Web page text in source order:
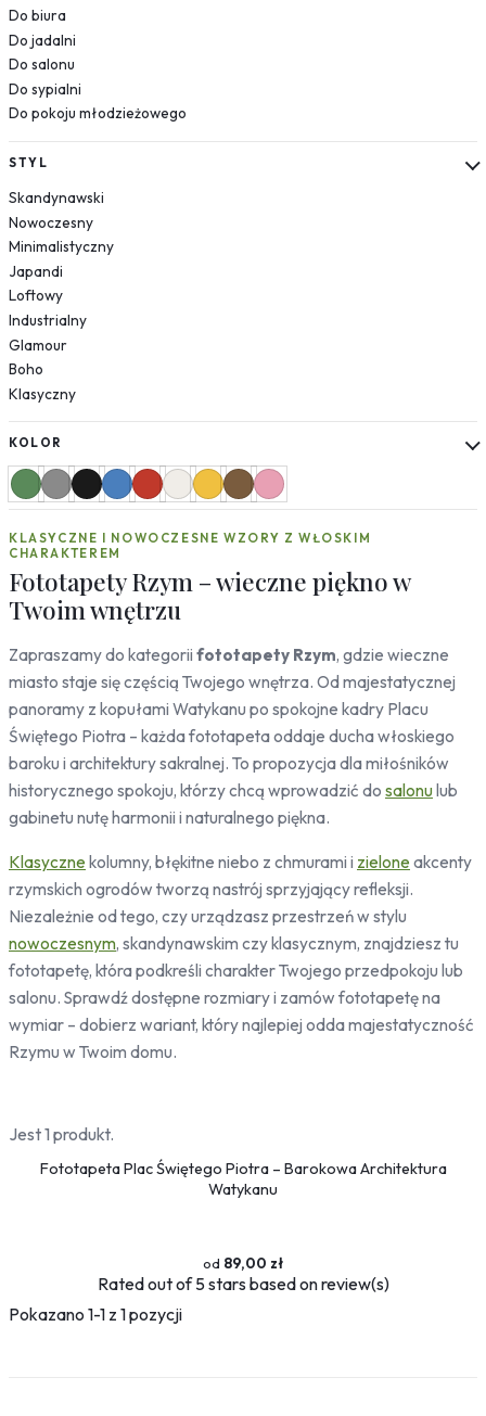
Krajobrazy
Góry
Las
Plaża
Wodospad
Pustynia
Jezioro
Morze
Kwiaty
Dmuchawce
Lawenda
Magnolie
Maki
Storczyki
Piwonie
Słoneczniki
Mapy
Miasta
Londyn
Paryż
Rzym
Kraków
Moskwa
Tokio
Berlin
Dubaj
Wrocław
Natura
Liście
Rośliny
Bambus
Drzewa
Niebo
Słońce
Słodycze
Przyprawy
Samochody
Samoloty
Do biura
Do jadalni
Do salonu
Do sypialni
Do pokoju młodzieżowego
STYL
Skandynawski
Nowoczesny
Minimalistyczny
Japandi
Loftowy
Industrialny
Glamour
Boho
Klasyczny
KOLOR
KLASYCZNE I NOWOCZESNE WZORY Z WŁOSKIM
CHARAKTEREM
Fototapety Rzym – wieczne piękno w
Twoim wnętrzu
Zapraszamy do kategorii fototapety Rzym, gdzie wieczne
miasto staje się częścią Twojego wnętrza. Od majestatycznej
panoramy z kopułami Watykanu po spokojne kadry Placu
Świętego Piotra – każda fototapeta oddaje ducha włoskiego
baroku i architektury sakralnej. To propozycja dla miłośników
historycznego spokoju, którzy chcą wprowadzić do salonu lub
gabinetu nutę harmonii i naturalnego piękna.
Klasyczne kolumny, błękitne niebo z chmurami i zielone akcenty
rzymskich ogrodów tworzą nastrój sprzyjający refleksji.
Niezależnie od tego, czy urządzasz przestrzeń w stylu
nowoczesnym, skandynawskim czy klasycznym, znajdziesz tu
fototapetę, która podkreśli charakter Twojego przedpokoju lub
salonu. Sprawdź dostępne rozmiary i zamów fototapetę na
wymiar – dobierz wariant, który najlepiej odda majestatyczność
Rzymu w Twoim domu.
Jest 1 produkt.
Fototapeta Plac Świętego Piotra – Barokowa Architektura
Watykanu
89,00 zł
Ratedout of 5 stars based onreview(s)
Pokazano 1-1 z 1 pozycji